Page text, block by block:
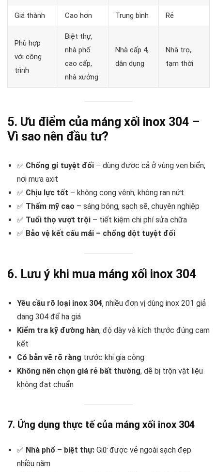
Giá thành Cao hơn Trung bình Rẻ
Phù hợp
với công
trình
Biệt thự,
nhà phố
cao cấp,
nhà xưởng
Nhà cấp 4,
dân dụng
Nhà trọ,
tạm thời
5. Ưu điểm của máng xối inox 304 –
Vì sao nên đầu tư?
✅ Chống gỉ tuyệt đối – dùng được cả ở vùng ven biển,
nơi mưa axit
✅ Chịu lực tốt – không cong vênh, không rạn nứt
✅ Thẩm mỹ cao – sáng bóng, sạch sẽ, chuyên nghiệp
✅ Tuổi thọ vượt trội – tiết kiệm chi phí sửa chữa
✅ Bảo vệ kết cấu mái – chống dột tuyệt đối
6. Lưu ý khi mua máng xối inox 304
Yêu cầu rõ loại inox 304, nhiều đơn vị dùng inox 201 giả
dạng 304 để hạ giá
Kiểm tra kỹ đường hàn, độ dày và kích thước đúng cam
kết
Có bản vẽ rõ ràng trước khi gia công
Không nên chọn giá rẻ bất thường, dễ bị trộn vật liệu
không đạt chuẩn
7. Ứng dụng thực tế của máng xối inox 304
✅ Nhà phố – biệt thự: Giữ được vẻ ngoài sạch đẹp
nhiều năm